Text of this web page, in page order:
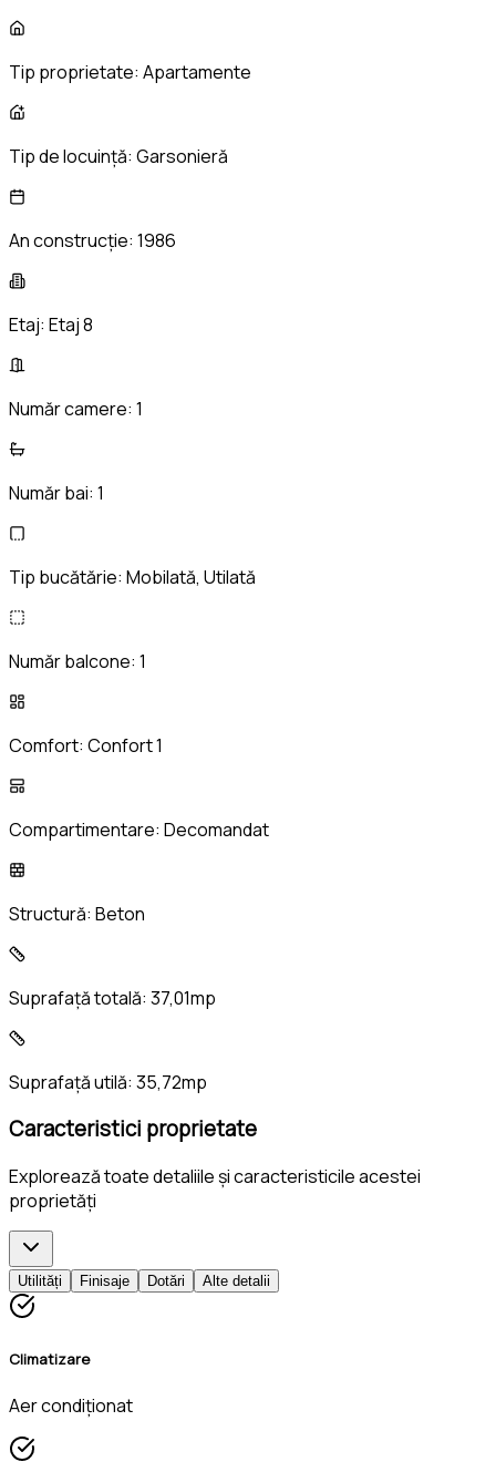
Tip proprietate: Apartamente
Tip de locuință: Garsonieră
An construcție: 1986
Etaj: Etaj 8
Număr camere: 1
Număr bai: 1
Tip bucătărie: Mobilată, Utilată
Număr balcone: 1
Comfort: Confort 1
Compartimentare: Decomandat
Structură: Beton
Suprafață totală: 37,01mp
Suprafață utilă: 35,72mp
Caracteristici proprietate
Explorează toate detaliile și caracteristicile acestei
proprietăți
Utilități Finisaje Dotări Alte detalii
Climatizare
Aer condiționat